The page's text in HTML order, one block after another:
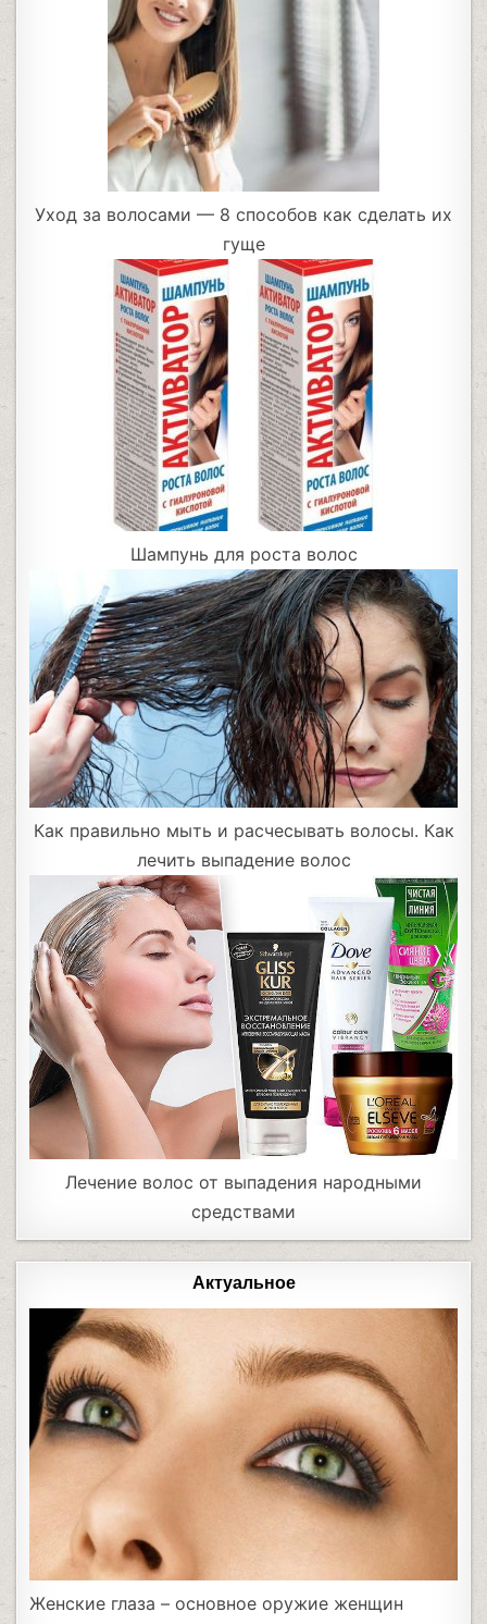
Уход за волосами — 8 способов как сделать их
гуще
Шампунь для роста волос
Как правильно мыть и расчесывать волосы. Как
лечить выпадение волос
Лечение волос от выпадения народными
средствами
Актуальное
Женские глаза – основное оружие женщин